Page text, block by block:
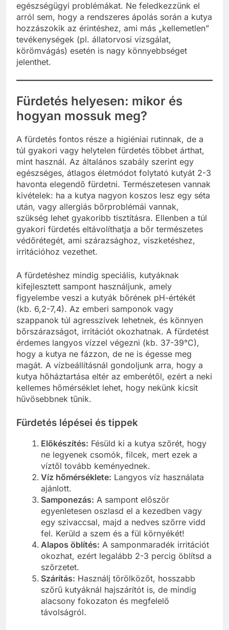
egészségügyi problémákat. Ne feledkezzünk el
arról sem, hogy a rendszeres ápolás során a kutya
hozzászokik az érintéshez, ami más „kellemetlen”
tevékenységek (pl. állatorvosi vizsgálat,
körömvágás) esetén is nagy könnyebbséget
jelenthet.
Fürdetés helyesen: mikor és
hogyan mossuk meg?
A fürdetés fontos része a higiéniai rutinnak, de a
túl gyakori vagy helytelen fürdetés többet árthat,
mint használ. Az általános szabály szerint egy
egészséges, átlagos életmódot folytató kutyát 2-3
havonta elegendő fürdetni. Természetesen vannak
kivételek: ha a kutya nagyon koszos lesz egy séta
után, vagy allergiás bőrproblémái vannak,
szükség lehet gyakoribb tisztításra. Ellenben a túl
gyakori fürdetés eltávolíthatja a bőr természetes
védőrétegét, ami szárazsághoz, viszketéshez,
irritációhoz vezethet.
A fürdetéshez mindig speciális, kutyáknak
kifejlesztett sampont használjunk, amely
figyelembe veszi a kutyák bőrének pH-értékét
(kb. 6,2-7,4). Az emberi samponok vagy
szappanok túl agresszívek lehetnek, és könnyen
bőrszárazságot, irritációt okozhatnak. A fürdetést
érdemes langyos vízzel végezni (kb. 37-39°C),
hogy a kutya ne fázzon, de ne is égesse meg
magát. A vízbeállításnál gondoljunk arra, hogy a
kutya hőháztartása eltér az emberétől, ezért a neki
kellemes hőmérséklet lehet, hogy nekünk kicsit
hűvösebbnek tűnik.
Fürdetés lépései és tippek
Előkészítés: Fésüld ki a kutya szőrét, hogy
ne legyenek csomók, filcek, mert ezek a
víztől tovább keményednek.
Víz hőmérséklete: Langyos víz használata
ajánlott.
Samponezás: A sampont először
egyenletesen oszlasd el a kezedben vagy
egy szivaccsal, majd a nedves szőrre vidd
fel. Kerüld a szem és a fül környékét!
Alapos öblítés: A samponmaradék irritációt
okozhat, ezért legalább 2-3 percig öblítsd a
szőrzetet.
Szárítás: Használj törölközőt, hosszabb
szőrű kutyáknál hajszárítót is, de mindig
alacsony fokozaton és megfelelő
távolságról.